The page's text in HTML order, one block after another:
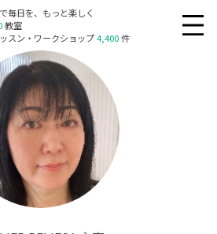
毎日を、もっと楽しく
教室
スン・ワークショップ4,400件